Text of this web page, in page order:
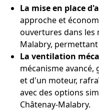
La mise en place
approche et
ouvertures dans les
Malabry,
La ventilation
mécanisme avancé,
et d'un moteur,
avec des options
Châtenay-Malabry.